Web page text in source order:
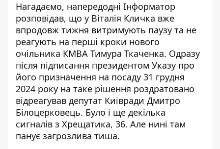
Нагадаємо, напередодні Інформатор
розповідав, що у Віталія Кличка вже
впродовж тижня витримують паузу та не
реагують на перші кроки нового
очільника КМВА Тимура Ткаченка. Одразу
після підписання президентом Указу про
його призначення на посаду 31 грудня
2024 року на таке рішення роздратовано
відреагував депутат Київради Дмитро
Білоцерковець. Було і ще декілька
сигналів з Хрещатика, 36. Але нині там
панує загрозлива тиша.